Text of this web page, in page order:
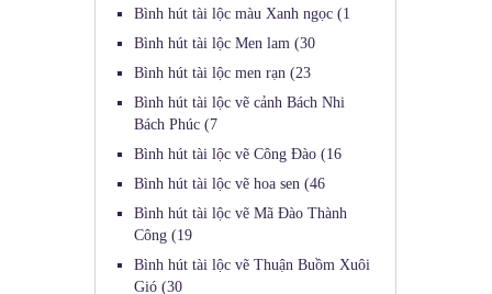
Bình hút tài lộc màu Xanh ngọc (1
Bình hút tài lộc Men lam (30
Bình hút tài lộc men rạn (23
Bình hút tài lộc vẽ cảnh Bách Nhi
Bách Phúc (7
Bình hút tài lộc vẽ Công Đào (16
Bình hút tài lộc vẽ hoa sen (46
Bình hút tài lộc vẽ Mã Đào Thành
Công (19
Bình hút tài lộc vẽ Thuận Buồm Xuôi
Gió (30